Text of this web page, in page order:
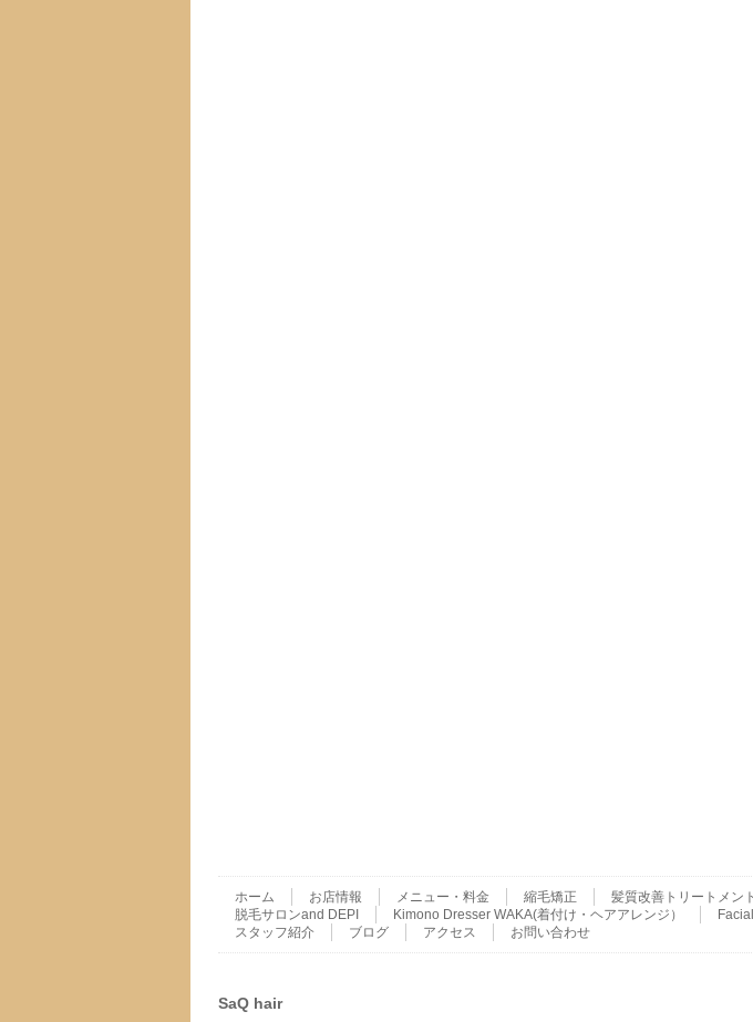
ホーム お店情報 メニュー・料金 縮毛矯正 髪質改善トリートメン
脱毛サロンand DEPI
Kimono Dresser WAKA(着付け・ヘアアレンジ）
スタッフ紹介
ブログ アクセス お問い合わせ
SaQ hair